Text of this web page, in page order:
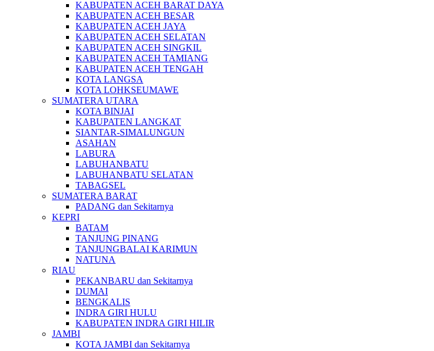
KABUPATEN ACEH BARAT DAYA
KABUPATEN ACEH BESAR
KABUPATEN ACEH JAYA
KABUPATEN ACEH SELATAN
KABUPATEN ACEH SINGKIL
KABUPATEN ACEH TAMIANG
KABUPATEN ACEH TENGAH
KOTA LANGSA
KOTA LOHKSEUMAWE
SUMATERA UTARA
KOTA BINJAI
KABUPATEN LANGKAT
SIANTAR-SIMALUNGUN
ASAHAN
LABURA
LABUHANBATU
LABUHANBATU SELATAN
TABAGSEL
SUMATERA BARAT
PADANG dan Sekitarnya
KEPRI
BATAM
TANJUNG PINANG
TANJUNGBALAI KARIMUN
NATUNA
RIAU
PEKANBARU dan Sekitarnya
DUMAI
BENGKALIS
INDRA GIRI HULU
KABUPATEN INDRA GIRI HILIR
JAMBI
KOTA JAMBI dan Sekitarnya